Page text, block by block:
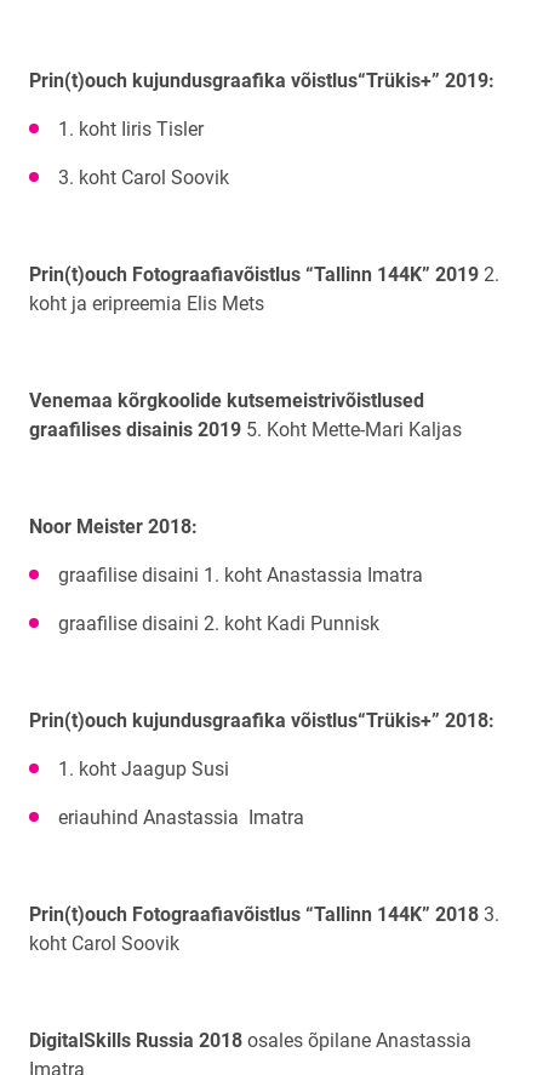
Prin(t)ouch kujundusgraafika võistlus“Trükis+” 2019:
1. koht Iiris Tisler
3. koht Carol Soovik
Prin(t)ouch Fotograafiavõistlus “Tallinn 144K” 2019 2.
koht ja eripreemia Elis Mets
Venemaa kõrgkoolide kutsemeistrivõistlused
graafilises disainis 2019 5. Koht Mette-Mari Kaljas
Noor Meister 2018:
graafilise disaini 1. koht Anastassia Imatra
graafilise disaini 2. koht Kadi Punnisk
Prin(t)ouch kujundusgraafika võistlus“Trükis+” 2018:
1. koht Jaagup Susi
eriauhind Anastassia Imatra
Prin(t)ouch Fotograafiavõistlus “Tallinn 144K” 2018 3.
koht Carol Soovik
DigitalSkills Russia 2018 osales õpilane Anastassia
Imatra